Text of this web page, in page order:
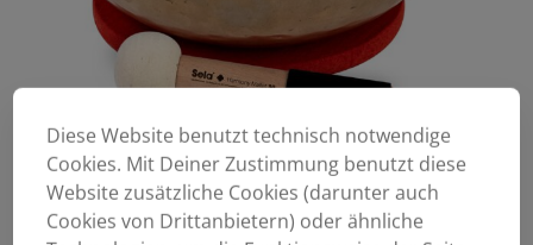
Diese Website benutzt technisch notwendige
Cookies. Mit Deiner Zustimmung benutzt diese
Website zusätzliche Cookies (darunter auch
Cookies von Drittanbietern) oder ähnliche